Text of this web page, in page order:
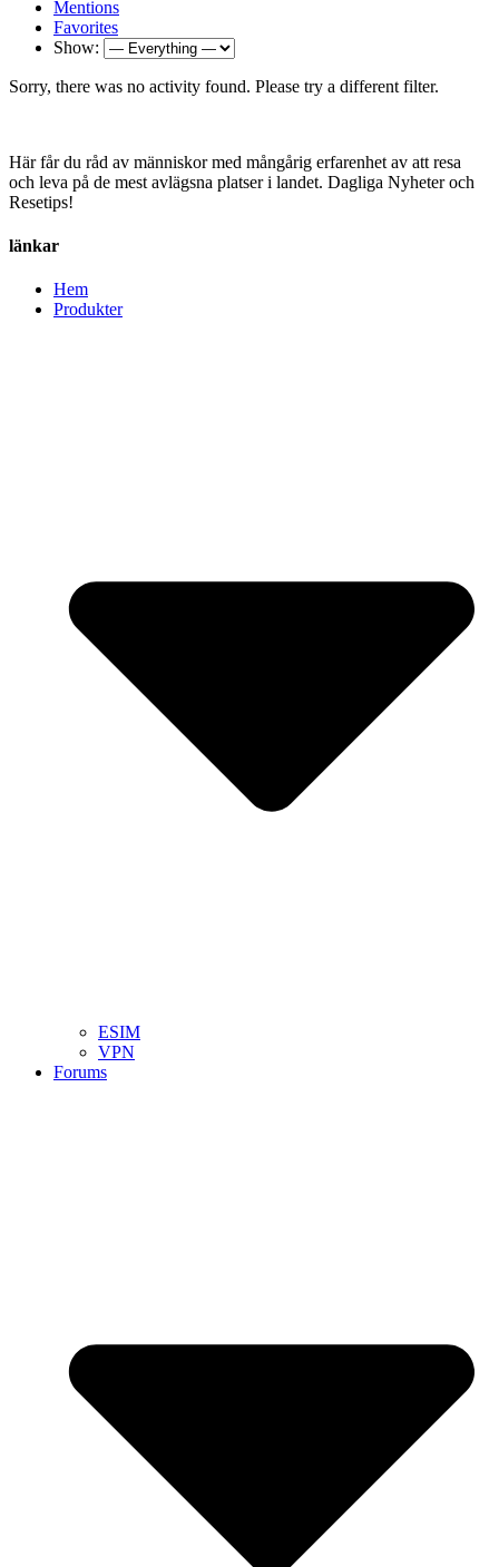
Mentions
Favorites
Show:
Sorry, there was no activity found. Please try a different filter.
Här får du råd av människor med mångårig erfarenhet av att resa
och leva på de mest avlägsna platser i landet. Dagliga Nyheter och
Resetips!
länkar
Hem
Produkter
ESIM
VPN
Forums